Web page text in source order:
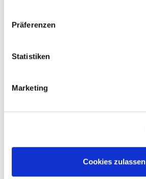
Präferenzen
Statistiken
Marketing
Cookies zulassen
Kommentare (0)
Keine Kommentare gefunden!